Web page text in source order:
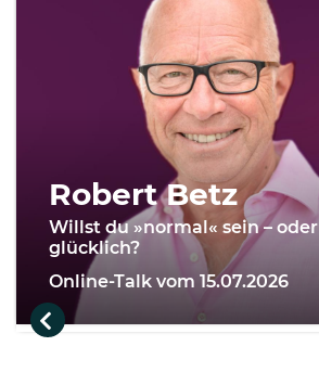
Robert Betz
Willst du »normal« sein – oder
glücklich?
Online-Talk vom 15.07.2026